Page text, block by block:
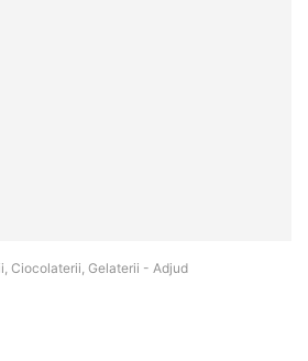
Ciocolaterii, Gelaterii - Adjud